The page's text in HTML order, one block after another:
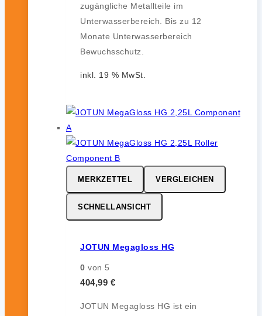
zugängliche Metallteile im
Unterwasserbereich. Bis zu 12
Monate Unterwasserbereich
Bewuchsschutz.
inkl. 19 % MwSt.
MERKZETTEL VERGLEICHEN
SCHNELLANSICHT
JOTUN Megagloss HG
0 von 5
404,99 €
JOTUN Megagloss HG ist ein